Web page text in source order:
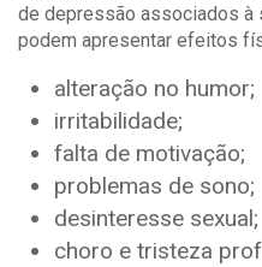
de depressão associados à
podem apresentar efeitos
alteração no humor;
irritabilidade;
falta de motivação;
problemas de sono;
desinteresse sexual;
choro e tristeza